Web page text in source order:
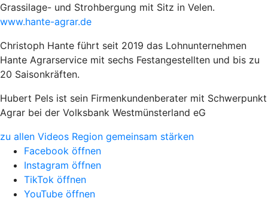
Grassilage- und Strohbergung mit Sitz in Velen.
www.hante-agrar.de
Christoph Hante führt seit 2019 das Lohnunternehmen
Hante Agrarservice mit sechs Festangestellten und bis zu
20 Saisonkräften.
Hubert Pels ist sein Firmenkundenberater mit Schwerpunkt
Agrar bei der Volksbank Westmünsterland eG
zu allen Videos Region gemeinsam stärken
Facebook öffnen
Instagram öffnen
TikTok öffnen
YouTube öffnen